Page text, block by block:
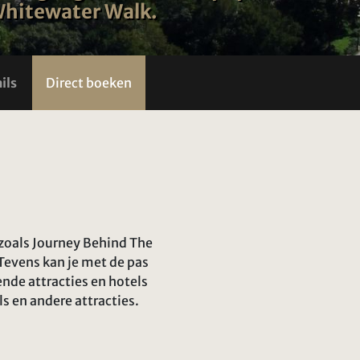
Walk.
Direct boeken
Journey Behind The
kan je met de pas
attracties en hotels
en andere attracties.